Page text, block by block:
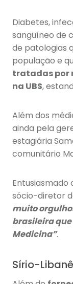
Diabetes,
sanguíneo de
de patologias
população e
tratadas por
na UBS,
Além dos
ainda pela
estagiária
comunitário
Entusiasmado
sócio-diretor
muito
brasileira
Medicina”.
Sírio-